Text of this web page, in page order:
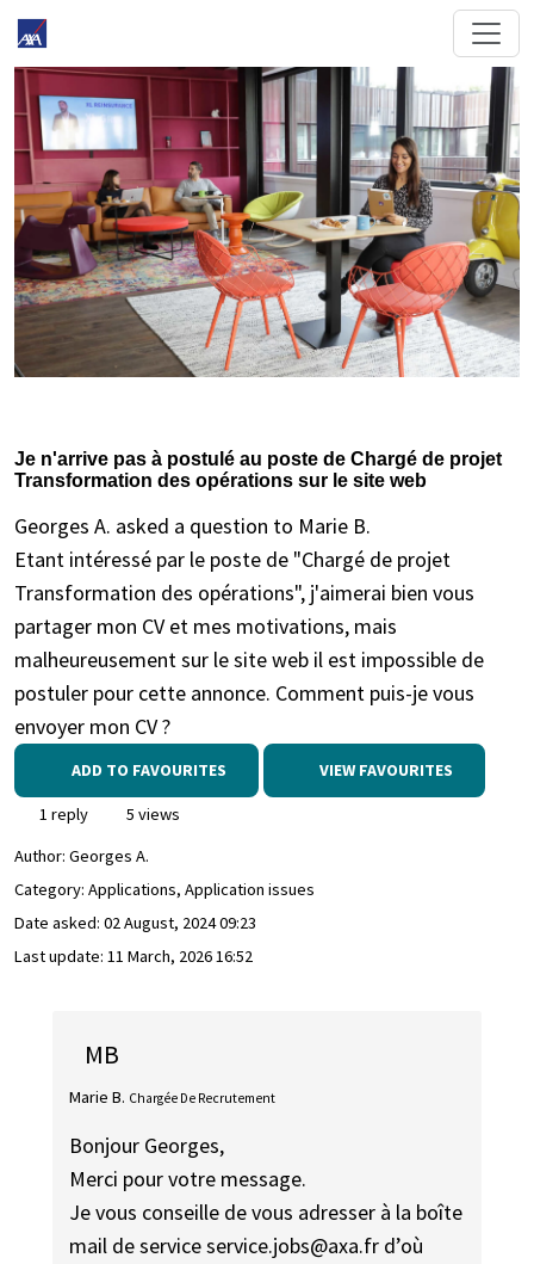
Je n'arrive pas à postulé au poste de Chargé de projet
Transformation des opérations sur le site web
Georges A. asked a question to Marie B.
Etant intéressé par le poste de "Chargé de projet
Transformation des opérations", j'aimerai bien vous
partager mon CV et mes motivations, mais
malheureusement sur le site web il est impossible de
postuler pour cette annonce. Comment puis-je vous
envoyer mon CV ?
ADD TO FAVOURITES VIEW FAVOURITES
1 reply
5 views
Author: Georges A.
Category: Applications, Application issues
Date asked: 02 August, 2024 09:23
Last update: 11 March, 2026 16:52
MB
Marie B. Chargée De Recrutement
Bonjour Georges,
Merci pour votre message.
Je vous conseille de vous adresser à la boîte
mail de service service.jobs@axa.fr d’où